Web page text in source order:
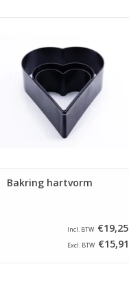
hart. Licht en gemakkelijk in
gebruik en geeft een optimaal
bakresultaat.
TOEVOEGEN AAN WINKELWAGEN
Bakring hartvorm
Incl. BTW €19,25
Excl. BTW €15,91